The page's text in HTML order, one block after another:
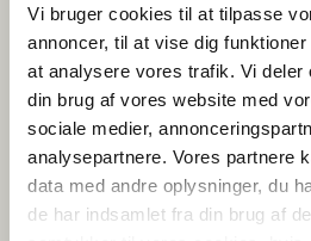
Vi bruger cookies til at tilpasse
annoncer, til at vise dig
at analysere vores trafik. Vi deler
din brug af vores website med
sociale medier,
analysepartnere. Vores partnere
data med andre oplysninger, du
de har indsamlet fra din brug af
och Kristin blir osams. Det känns ovant
brukar göra det. Hur ska de bli vänner
Polarnatt (Sverige):I en intervju möter vi
isbjörnarna på Arktis. Bo vill så gärna
han sopsorterar och äter vegetariskt.
situationen.
Filmerna har gjorts tillgängliga med stöd